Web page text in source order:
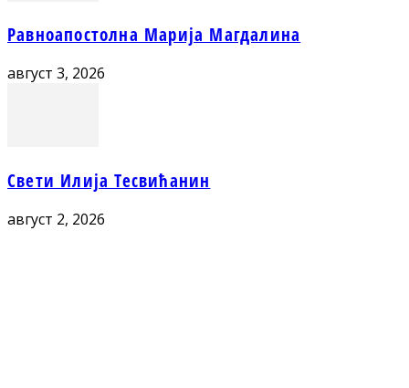
Равноапостолна Марија Магдалина
август 3, 2026
Свети Илија Тесвићанин
август 2, 2026